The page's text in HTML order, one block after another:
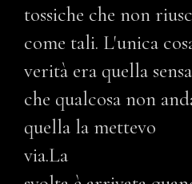
tossiche che non
come tali. L'unica
verità era quella
che qualcosa non
quella la mettevo
via.La